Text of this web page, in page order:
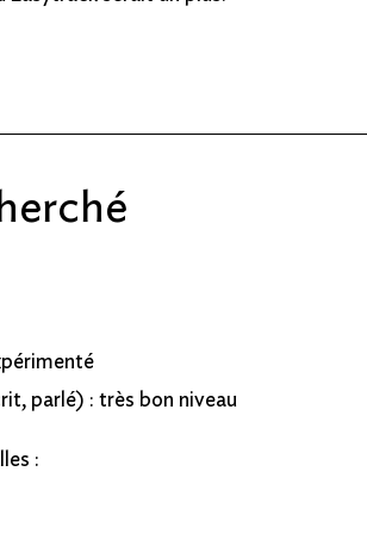
parlé) : très bon niveau
: